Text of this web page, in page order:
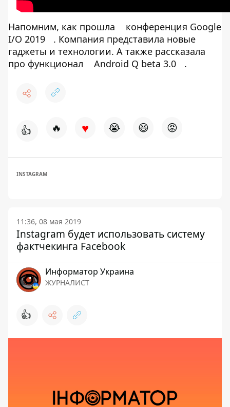
Напомним, как прошла
конференция Google
I/O 2019
. Компания представила новые
гаджеты и технологии. А также рассказала
про функционал
Android Q beta 3.0 .
👍 🔥 ♥ 😭 😆 😡
INSTAGRAM
11:36, 08 мая 2019
Instagram будет использовать систему
фактчекинга Facebook
Информатор Украина
ЖУРНАЛИСТ
👍